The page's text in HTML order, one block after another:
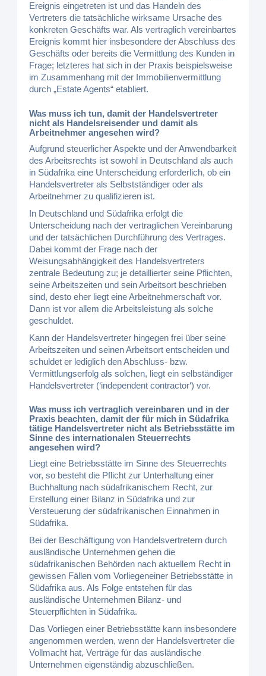
Ereignis eingetreten ist und das Handeln des
Vertreters die tatsächliche wirksame Ursache des
konkreten Geschäfts war. Als vertraglich vereinbartes
Ereignis kommt hier insbesondere der Abschluss des
Geschäfts oder bereits die Vermittlung des Kunden in
Frage; letzteres hat sich in der Praxis beispielsweise
im Zusammenhang mit der Immobilienvermittlung
durch „Estate Agents“ etabliert.
Was muss ich tun, damit der Handelsvertreter
nicht als Handelsreisender und damit als
Arbeitnehmer angesehen wird?
Aufgrund steuerlicher Aspekte und der Anwendbarkeit
des Arbeitsrechts ist sowohl in Deutschland als auch
in Südafrika eine Unterscheidung erforderlich, ob ein
Handelsvertreter als Selbstständiger oder als
Arbeitnehmer zu qualifizieren ist.
In Deutschland und Südafrika erfolgt die
Unterscheidung nach der vertraglichen Vereinbarung
und der tatsächlichen Durchführung des Vertrages.
Dabei kommt der Frage nach der
Weisungsabhängigkeit des Handelsvertreters
zentrale Bedeutung zu; je detaillierter seine Pflichten,
seine Arbeitszeiten und sein Arbeitsort beschrieben
sind, desto eher liegt eine Arbeitnehmerschaft vor.
Dann ist vor allem die Arbeitsleistung als solche
geschuldet.
Kann der Handelsvertreter hingegen frei über seine
Arbeitszeiten und seinen Arbeitsort entscheiden und
schuldet er lediglich den Abschluss- bzw.
Vermittlungserfolg als solchen, liegt ein selbständiger
Handelsvertreter (‘independent contractor‘) vor.
Was muss ich vertraglich vereinbaren und in der
Praxis beachten, damit der für mich in Südafrika
tätige Handelsvertreter nicht als Betriebsstätte im
Sinne des internationalen Steuerrechts
angesehen wird?
Liegt eine Betriebsstätte im Sinne des Steuerrechts
vor, so besteht die Pflicht zur Unterhaltung einer
Buchhaltung nach südafrikanischem Recht, zur
Erstellung einer Bilanz in Südafrika und zur
Versteuerung der südafrikanischen Einnahmen in
Südafrika.
Bei der Beschäftigung von Handelsvertretern durch
ausländische Unternehmen gehen die
südafrikanischen Behörden nach aktuellem Recht in
gewissen Fällen vom Vorliegeneiner Betriebsstätte in
Südafrika aus. Als Folge entstehen für das
ausländische Unternehmen Bilanz- und
Steuerpflichten in Südafrika.
Das Vorliegen einer Betriebsstätte kann insbesondere
angenommen werden, wenn der Handelsvertreter die
Vollmacht hat, Verträge für das ausländische
Unternehmen eigenständig abzuschließen.